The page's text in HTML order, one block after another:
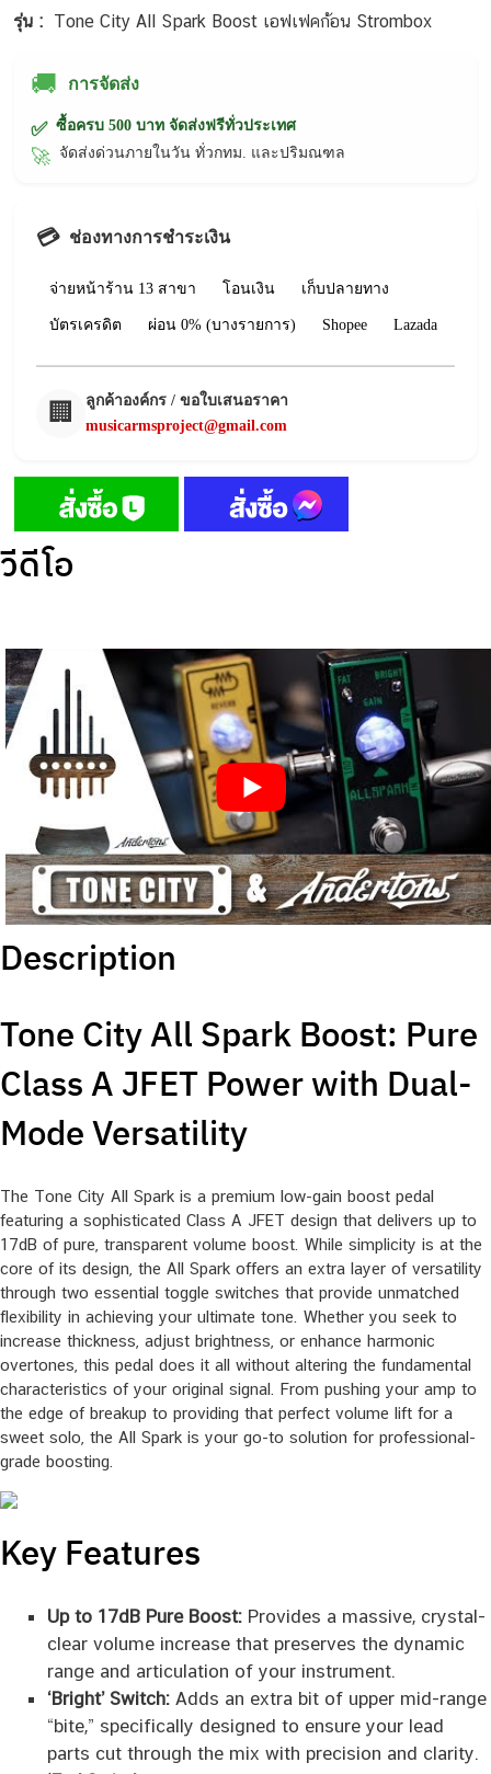
รุ่น : Tone City All Spark Boost เอฟเฟคก้อน Strombox
🚚 การจัดส่ง
✅ ซื้อครบ 500 บาท จัดส่งฟรีทั่วประเทศ
🚀 จัดส่งด่วนภายในวัน ทั่วกทม. และปริมณฑล
💳 ช่องทางการชำระเงิน
จ่ายหน้าร้าน 13 สาขา โอนเงิน เก็บปลายทาง
บัตรเครดิต ผ่อน 0% (บางรายการ) Shopee Lazada
🏢
ลูกค้าองค์กร / ขอใบเสนอราคา
musicarmsproject@gmail.com
วีดีโอ
Description
Tone City All Spark Boost: Pure
Class A JFET Power with Dual-
Mode Versatility
The Tone City All Spark is a premium low-gain boost pedal
featuring a sophisticated Class A JFET design that delivers up to
17dB of pure, transparent volume boost. While simplicity is at the
core of its design, the All Spark offers an extra layer of versatility
through two essential toggle switches that provide unmatched
flexibility in achieving your ultimate tone. Whether you seek to
increase thickness, adjust brightness, or enhance harmonic
overtones, this pedal does it all without altering the fundamental
characteristics of your original signal. From pushing your amp to
the edge of breakup to providing that perfect volume lift for a
sweet solo, the All Spark is your go-to solution for professional-
grade boosting.
Key Features
Up to 17dB Pure Boost:Provides a massive, crystal-
clear volume increase that preserves the dynamic
range and articulation of your instrument.
‘Bright’ Switch:Adds an extra bit of upper mid-range
“bite,” specifically designed to ensure your lead
parts cut through the mix with precision and clarity.